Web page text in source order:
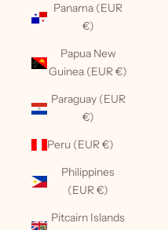
Panama (EUR
€)
Papua New
Guinea (EUR €)
Paraguay (EUR
€)
Peru (EUR €)
Philippines
(EUR €)
Pitcairn Islands